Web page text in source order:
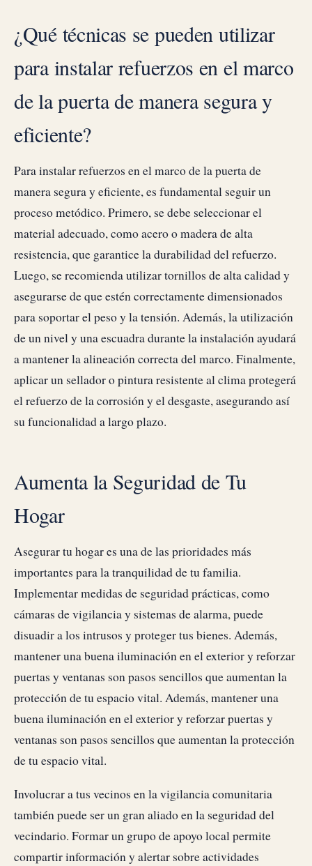
¿Qué técnicas se pueden utilizar
para instalar refuerzos en el marco
de la puerta de manera segura y
eficiente?
Para instalar refuerzos en el marco de la puerta de
manera segura y eficiente, es fundamental seguir un
proceso metódico. Primero, se debe seleccionar el
material adecuado, como acero o madera de alta
resistencia, que garantice la durabilidad del refuerzo.
Luego, se recomienda utilizar tornillos de alta calidad y
asegurarse de que estén correctamente dimensionados
para soportar el peso y la tensión. Además, la utilización
de un nivel y una escuadra durante la instalación ayudará
a mantener la alineación correcta del marco. Finalmente,
aplicar un sellador o pintura resistente al clima protegerá
el refuerzo de la corrosión y el desgaste, asegurando así
su funcionalidad a largo plazo.
Aumenta la Seguridad de Tu
Hogar
Asegurar tu hogar es una de las prioridades más
importantes para la tranquilidad de tu familia.
Implementar medidas de seguridad prácticas, como
cámaras de vigilancia y sistemas de alarma, puede
disuadir a los intrusos y proteger tus bienes. Además,
mantener una buena iluminación en el exterior y reforzar
puertas y ventanas son pasos sencillos que aumentan la
protección de tu espacio vital. Además, mantener una
buena iluminación en el exterior y reforzar puertas y
ventanas son pasos sencillos que aumentan la protección
de tu espacio vital.
Involucrar a tus vecinos en la vigilancia comunitaria
también puede ser un gran aliado en la seguridad del
vecindario. Formar un grupo de apoyo local permite
compartir información y alertar sobre actividades